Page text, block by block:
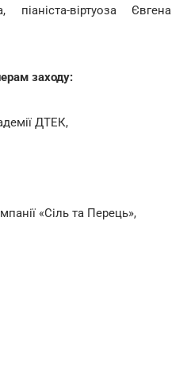
піаніста-віртуоза Євгена
заходу:
ДТЕК,
«Сіль та Перець»,